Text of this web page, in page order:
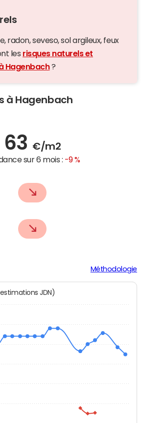
radon, seveso, sol argileux, feux
les risques naturels et
Hagenbach?
à Hagenbach
63 €/m2
sur 6 mois : -9 %
Méthodologie
JDN)